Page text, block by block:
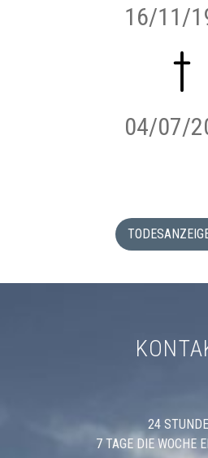
16/11/
04/07/
24
7 TAGE DIE WOCHE